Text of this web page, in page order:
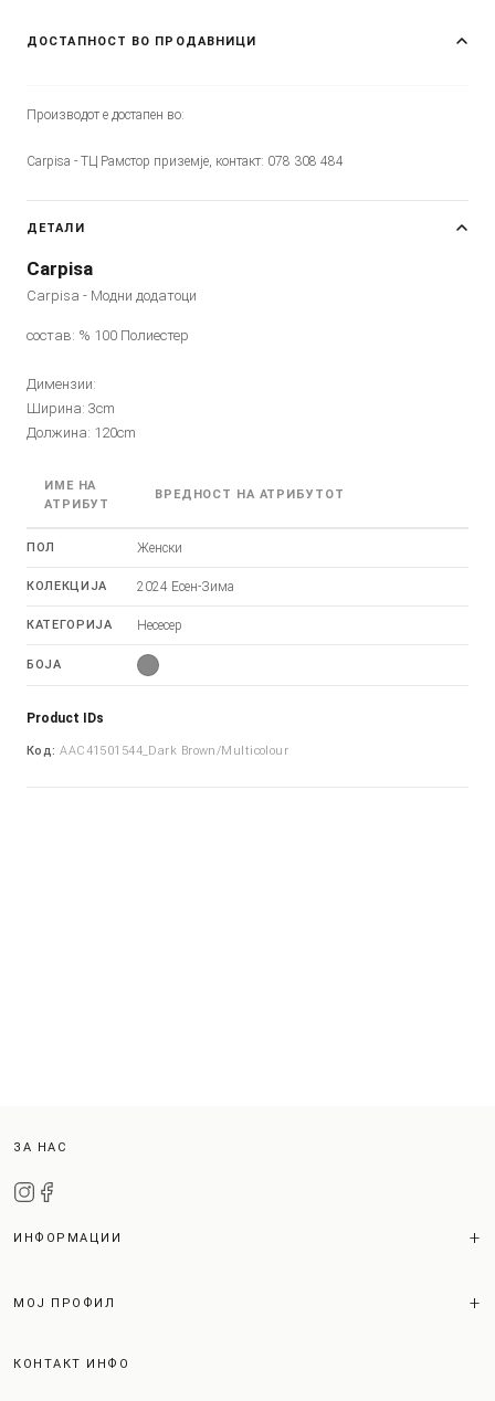
ДОСТАПНОСТ ВО ПРОДАВНИЦИ
Производот е достапен во:
Carpisa - ТЦ Рамстор приземје, контакт: 078 308 484
ДЕТАЛИ
Carpisa
Carpisa - Модни додатоци
состав: % 100 Полиестер
Димензии:
Ширина: 3cm
Должина: 120cm
ИМЕ НА
АТРИБУТ
ВРЕДНОСТ НА АТРИБУТОТ
ПОЛ Женски
КОЛЕКЦИЈА 2024 Есен-Зима
КАТЕГОРИЈА Несесер
БОЈА
Product IDs
Код: AAC41501544_Dark Brown/Multicolour
ЗА НАС
ИНФОРМАЦИИ
МОЈ ПРОФИЛ
КОНТАКТ ИНФО